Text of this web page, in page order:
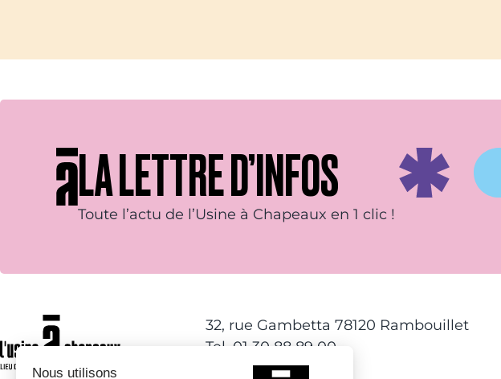
LA LETTRE D’INFOS
Toute l’actu de l’Usine à Chapeaux en 1 clic !
32, rue Gambetta 78120 Rambouillet
Tel. 01 30 88 89 00